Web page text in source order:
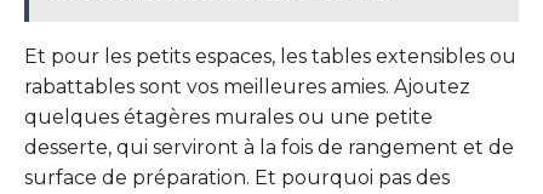
Et pour les petits espaces, les tables extensibles ou
rabattables sont vos meilleures amies. Ajoutez
quelques étagères murales ou une petite
desserte, qui serviront à la fois de rangement et de
surface de préparation. Et pourquoi pas des